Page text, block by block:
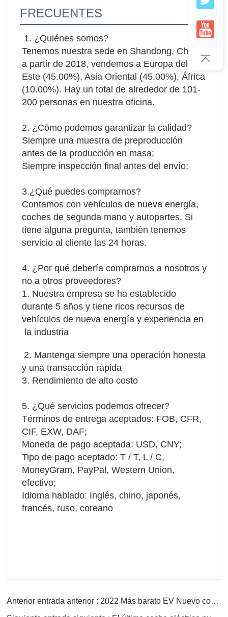
FRECUENTES
1. ¿Quiénes somos?
Tenemos nuestra sede en Shandong, China,
a partir de 2018, vendemos a Europa del
Este (45.00%), Asia Oriental (45.00%), África
(10.00%). Hay un total de alrededor de 101-
200 personas en nuestra oficina.
2. ¿Cómo podemos garantizar la calidad?
Siempre una muestra de preproducción
antes de la producción en masa;
Siempre inspección final antes del envío;
3.¿Qué puedes comprarnos?
Contamos con vehículos de nueva energía,
coches de segunda mano y autopartes. Si
tiene alguna pregunta, también tenemos
servicio al cliente las 24 horas.
4. ¿Por qué debería comprarnos a nosotros y
no a otros proveedores?
1. Nuestra empresa se ha establecido
durante 5 años y tiene ricos recursos de
vehículos de nueva energía y experiencia en
la industria
2. Mantenga siempre una operación honesta
y una transacción rápida
3. Rendimiento de alto costo
5. ¿Qué servicios podemos ofrecer?
Términos de entrega aceptados: FOB, CFR,
CIF, EXW, DAF;
Moneda de pago aceptada: USD, CNY;
Tipo de pago aceptado: T / T, L / C,
MoneyGram, PayPal, Western Union,
efectivo;
Idioma hablado: Inglés, chino, japonés,
francés, ruso, coreano
Anterior entrada anterior : 2022 Más barato EV Nuevo coche eléctrico